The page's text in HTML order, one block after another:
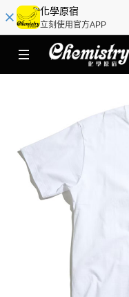
化學原宿
立刻使用官方APP